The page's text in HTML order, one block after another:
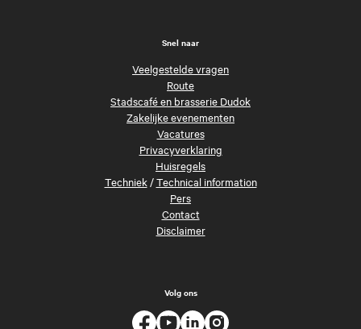
Snel naar
Veelgestelde vragen
Route
Stadscafé en brasserie Dudok
Zakelijke evenementen
Vacatures
Privacyverklaring
Huisregels
Techniek/Technical information
Pers
Contact
Disclaimer
Volg ons